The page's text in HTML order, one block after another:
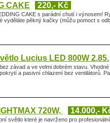
CAKE 220,- Kč
CAKE s parádní chutí i výnosem!
vyděláte pěkný kačky (můžu pomoct s
Lucius LED 800W 2.85.
závad a ve velmi dobrém stavu.
a pasivní chlazení bez ventilátorů.
720W, 14.000,-
světlo které je navrženo pro